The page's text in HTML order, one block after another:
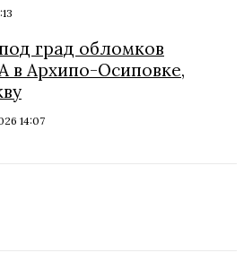
град обломков
в Архипо-Осиповке,
14:07